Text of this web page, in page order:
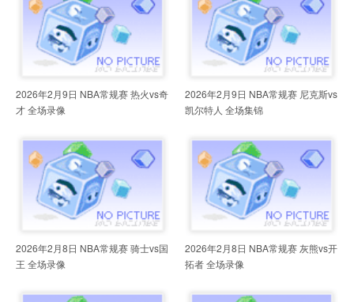
2026年2月9日 NBA常规赛 热火vs奇
才 全场录像
2026年2月9日 NBA常规赛 尼克斯vs
凯尔特人 全场集锦
2026年2月8日 NBA常规赛 骑士vs国
王 全场录像
2026年2月8日 NBA常规赛 灰熊vs开
拓者 全场录像